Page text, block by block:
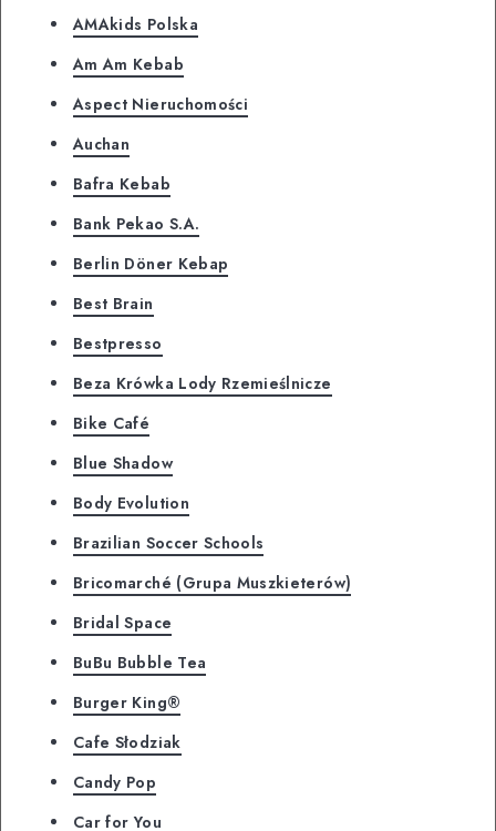
AMAkids Polska
Am Am Kebab
Aspect Nieruchomości
Auchan
Bafra Kebab
Bank Pekao S.A.
Berlin Döner Kebap
Best Brain
Bestpresso
Beza Krówka Lody Rzemieślnicze
Bike Café
Blue Shadow
Body Evolution
Brazilian Soccer Schools
Bricomarché (Grupa Muszkieterów)
Bridal Space
BuBu Bubble Tea
Burger King®
Cafe Słodziak
Candy Pop
Car for You